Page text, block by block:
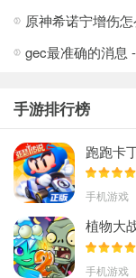
原神希诺宁增伤
gec最准确的消息
手游排行榜
跑跑卡
手机游戏
植物大
手机游戏